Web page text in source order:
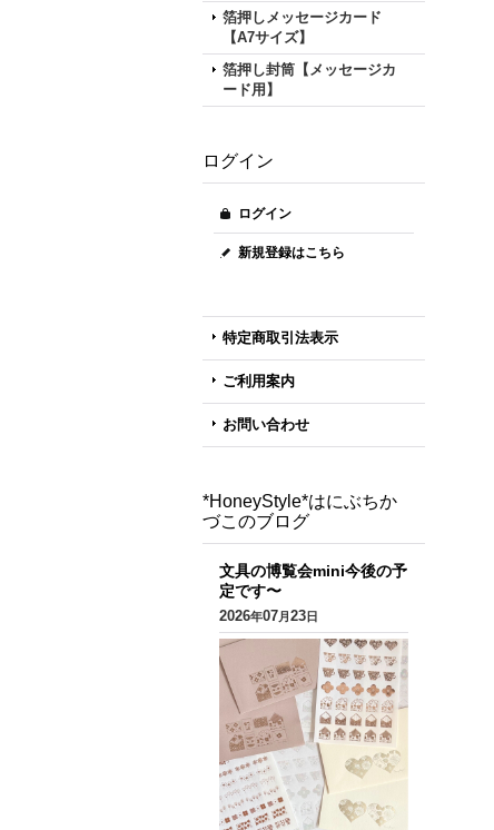
箔押しメッセージカード
【A7サイズ】
箔押し封筒【メッセージカ
ード用】
ログイン
ログイン
新規登録はこちら
特定商取引法表示
ご利用案内
お問い合わせ
*HoneyStyle*はにぶちか
づこのブログ
文具の博覧会mini今後の予
定です〜
2026年07月23日